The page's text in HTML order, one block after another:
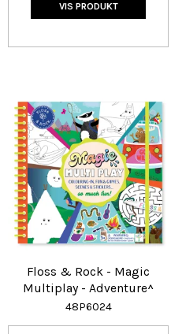
VIS PRODUKT
Floss & Rock - Magic
Multiplay - Adventure^
48P6024